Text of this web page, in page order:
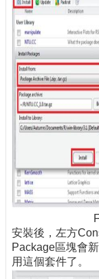
安裝後，左方
Package區塊會
用這個套件了。